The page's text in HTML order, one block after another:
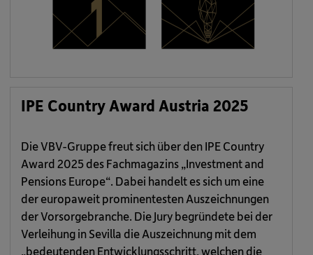
IPE Country Award Austria 2025
Die VBV-Gruppe freut sich über den IPE Country
Award 2025 des Fachmagazins „Investment and
Pensions Europe“. Dabei handelt es sich um eine
der europaweit prominentesten Auszeichnungen
der Vorsorgebranche. Die Jury begründete bei der
Verleihung in Sevilla die Auszeichnung mit dem
„bedeutenden Entwicklungsschritt, welchen die